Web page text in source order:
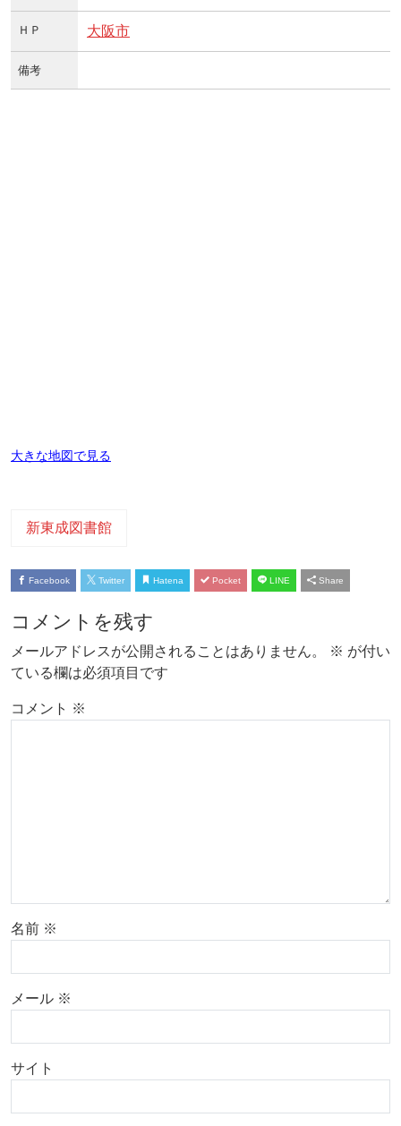
ＨＰ 大阪市
備考
大きな地図で見る
新東成図書館
Facebook Twitter Hatena Pocket LINE Share
コメントを残す
メールアドレスが公開されることはありません。 ※ が付い
ている欄は必須項目です
コメント ※
名前 ※
メール ※
サイト